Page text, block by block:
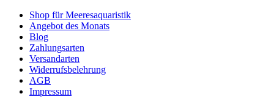
Shop für Meeresaquaristik
Angebot des Monats
Blog
Zahlungsarten
Versandarten
Widerrufsbelehrung
AGB
Impressum